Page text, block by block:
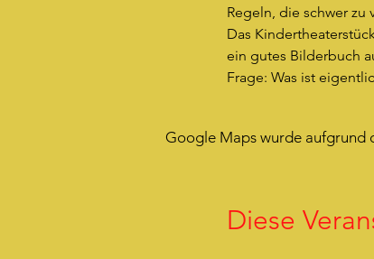
Regeln, die schwer
Das
ein gutes Bilderbuch
Frage: Was ist
Google Maps wurde aufgrund
Diese